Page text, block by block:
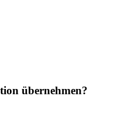
übernehmen?